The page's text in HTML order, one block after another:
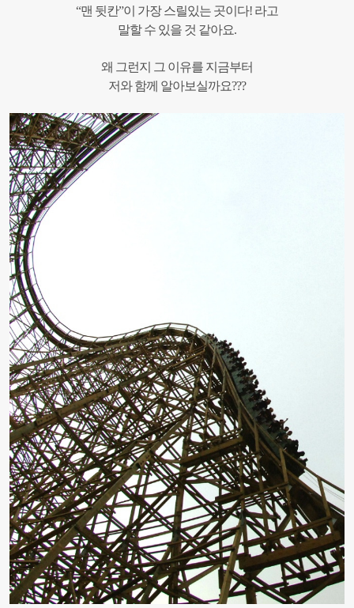
“맨 뒷칸”이 가장 스릴있는 곳이다! 라고
말할 수 있을 것 같아요.
왜 그런지 그 이유를 지금부터
저와 함께 알아보실까요???